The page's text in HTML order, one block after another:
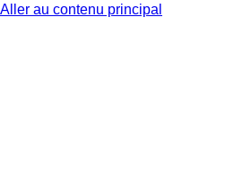
Aller au contenu principal